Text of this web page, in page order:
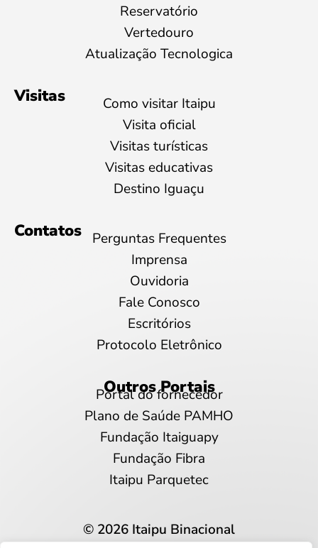
Reservatório
Vertedouro
Atualização Tecnologica
Visitas
Como visitar Itaipu
Visita oficial
Visitas turísticas
Visitas educativas
Destino Iguaçu
Contatos
Perguntas Frequentes
Imprensa
Ouvidoria
Fale Conosco
Escritórios
Protocolo Eletrônico
Outros Portais
Portal do fornecedor
Plano de Saúde PAMHO
Fundação Itaiguapy
Fundação Fibra
Itaipu Parquetec
© 2026 Itaipu Binacional